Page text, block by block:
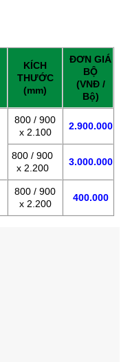
KÍCH
THƯỚC
(mm)
ĐƠN GIÁ
BỘ
(VNĐ /
Bộ)
800 / 900
x 2.100
2.900.000
800 / 900
x 2.200
3.000.000
800 / 900
x 2.200
400.000